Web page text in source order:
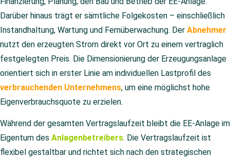
Darüber hinaus trägt er sämtliche Folgekosten – einschließlich
Instandhaltung, Wartung und Fernüberwachung. Der Abnehmer
nutzt den erzeugten Strom direkt vor Ort zu einem vertraglich
festgelegten Preis. Die Dimensionierung der Erzeugungsanlage
orientiert sich in erster Linie am individuellen Lastprofil des
verbrauchenden Unternehmens, um eine möglichst hohe
Eigenverbrauchsquote zu erzielen.
Während der gesamten Vertragslaufzeit bleibt die EE-Anlage im
Eigentum des Anlagenbetreibers. Die Vertragslaufzeit ist
flexibel gestaltbar und richtet sich nach den strategischen